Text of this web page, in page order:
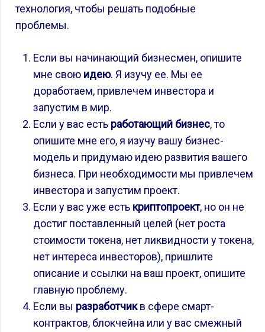
технология, чтобы решать подобные
проблемы.
Если вы начинающий бизнесмен, опишите
мне свою идею. Я изучу ее. Мы ее
доработаем, привлечем инвестора и
запустим в мир.
Если у вас есть работающий бизнес, то
опишите мне его, я изучу вашу бизнес-
модель и придумаю идею развития вашего
бизнеса. При необходимости мы привлечем
инвестора и запустим проект.
Если у вас уже есть криптопроект, но он не
достиг поставленный целей (нет роста
стоимости токена, нет ликвидности у токена,
нет интереса инвесторов), пришлите
описание и ссылки на ваш проект, опишите
главную проблему.
Если вы разработчикв сфере смарт-
контрактов, блокчейна или у вас смежный